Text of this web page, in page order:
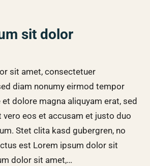
sit dolor
sit amet, consectetuer
diam nonumy eirmod tempor
dolore magna aliquyam erat, sed
vero eos et accusam et justo duo
Stet clita kasd gubergren, no
est Lorem ipsum dolor sit
dolor sit amet,…